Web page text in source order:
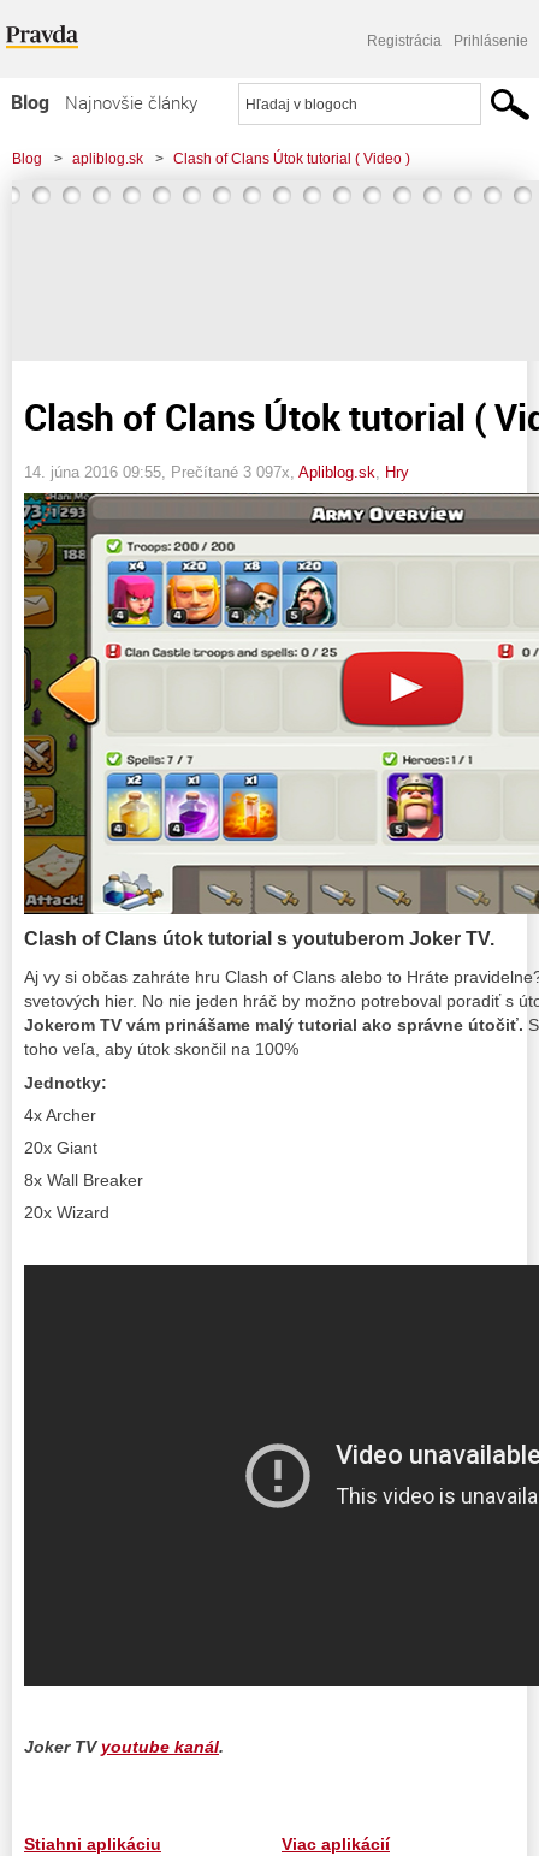
Registrácia Prihlásenie
Blog
Najnovšie články
Najčítanejšie články
Najkomentovanejšie články
Blog > apliblog.sk > Clash of Clans Útok tutorial ( Video )
Clash of Clans Útok tutorial (
14. júna 2016 09:55 , Prečítané 3 097x, Apliblog.sk Hry
Clash of Clans útok tutorial s youtuberom Joker TV.
Aj vy si občas zahráte hru Clash of Clans alebo to Hráte
svetových hier. No nie jeden hráč by možno potreboval poradiť s
Jokerom TV vám prinášame malý tutorial ako správne útočiť.
toho veľa, aby útok skončil na 100%
Jednotky:
4x Archer
20x Giant
8x Wall Breaker
20x Wizard
Joker TV youtube kanál.
Stiahni aplikáciu Viac aplikácií